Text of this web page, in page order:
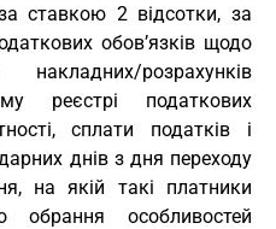
ставкою 2 відсотки, за
обов’язків щодо
накладних/розрахунків
реєстрі податкових
сплати податків і
днів з дня переходу
на якій такі платники
обрання особливостей